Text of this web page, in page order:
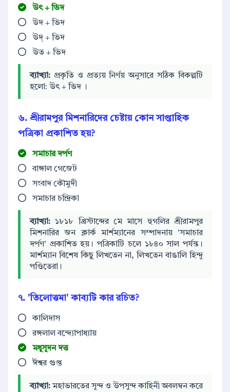
উৎ + ভিদ
উদ + ভিদ
উদ্‌ + ভিদ
উত + ভিদ
ব্যাখ্যা: প্রকৃতি ও প্রত্যয় নির্ণয় অনুসারে সঠিক বিকল্পটি
হলো: উৎ + ভিদ ।
৬. শ্রীরামপুর মিশনারিদের চেষ্টায় কোন সাপ্তাহিক
পত্রিকা প্রকাশিত হয়?
সমাচার দর্পণ
বাঙ্গাল গেজেট
সংবাদ কৌমুদী
সমাচার চন্দ্রিকা
ব্যাখ্যা: ১৮১৮ খ্রিস্টাব্দের মে মাসে হুগলির শ্রীরামপুর
মিশনারির জন ক্লার্ক মার্শম্যানের সম্পাদনায় 'সমাচার
দর্পণ' প্রকাশিত হয়। পত্রিকাটি চলে ১৮৪০ সাল পর্যন্ত।
মার্শম্যান বিশেষ কিছু লিখতেন না, লিখতেন বাঙালি হিন্দু
পণ্ডিতেরা।
৭. 'তিলোত্তমা' কাব্যটি কার রচিত?
কালিদাস
রঙ্গলাল বন্দ্যোপাধ্যায়
মধুসূদন দত্ত
ঈশ্বর গুপ্ত
ব্যাখ্যা: মহাভারতের সুন্দ ও উপসুন্দ কাহিনী অবলম্বন করে